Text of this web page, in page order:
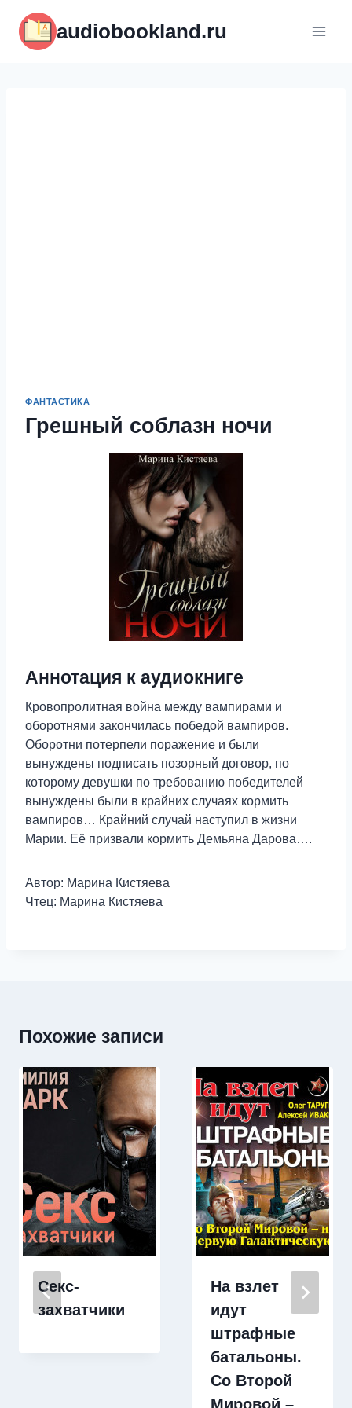
содержимому
audiobookland.ru
ФАНТАСТИКА
Грешный соблазн ночи
Аннотация к аудиокниге
Кровопролитная война между вампирами и
оборотнями закончилась победой вампиров.
Оборотни потерпели поражение и были
вынуждены подписать позорный договор, по
которому девушки по требованию победителей
вынуждены были в крайних случаях кормить
вампиров… Крайний случай наступил в жизни
Марии. Её призвали кормить Демьяна Дарова….
Автор: Марина Кистяева
Чтец: Марина Кистяева
Похожие записи
Секс-
захватчики
На взлет
идут
штрафные
батальоны.
Со Второй
Мировой –